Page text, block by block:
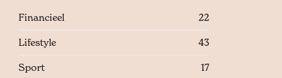
Financieel 22
Lifestyle 43
Sport 17